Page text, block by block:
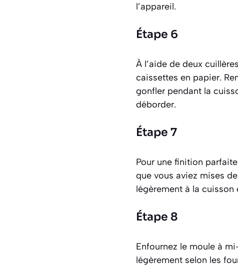
l’appareil.
Étape 6
À l’aide de deux
caissettes en papier.
gonfler pendant la
déborder.
Étape 7
Pour une finition
que vous aviez mises
légèrement à la
Étape 8
Enfournez le moule à
légèrement selon les